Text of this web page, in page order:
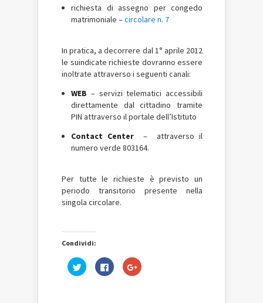
richiesta di assegno per congedo
matrimoniale –circolare n. 7
In pratica, a decorrere dal 1° aprile 2012
le suindicate richieste dovranno essere
inoltrate attraverso i seguenti canali:
WEB – servizi telematici accessibili
direttamente dal cittadino tramite
PIN attraverso il portale dell’Istituto
Contact Center – attraverso il
numero verde 803164.
Per tutte le richieste è previsto un
periodo transitorio presente nella
singola circolare.
Condividi:
Fai
clic
Fai
clic
Fai
clic